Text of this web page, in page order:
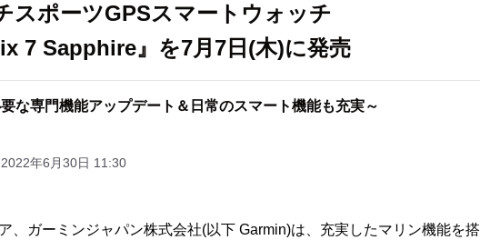
スポーツGPSスマートウォッチ
7 Sapphire』を7月7日(木)に発売
な専門機能アップデート＆日常のスマート機能も充実～
2022年6月30日 11:30
、ガーミンジャパン株式会社(以下 Garmin)は、充実したマリン機能を搭